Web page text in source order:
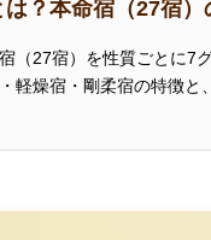
は？本命宿（27宿
（27宿）を性質ごとに7
軽燥宿・剛柔宿の特徴と